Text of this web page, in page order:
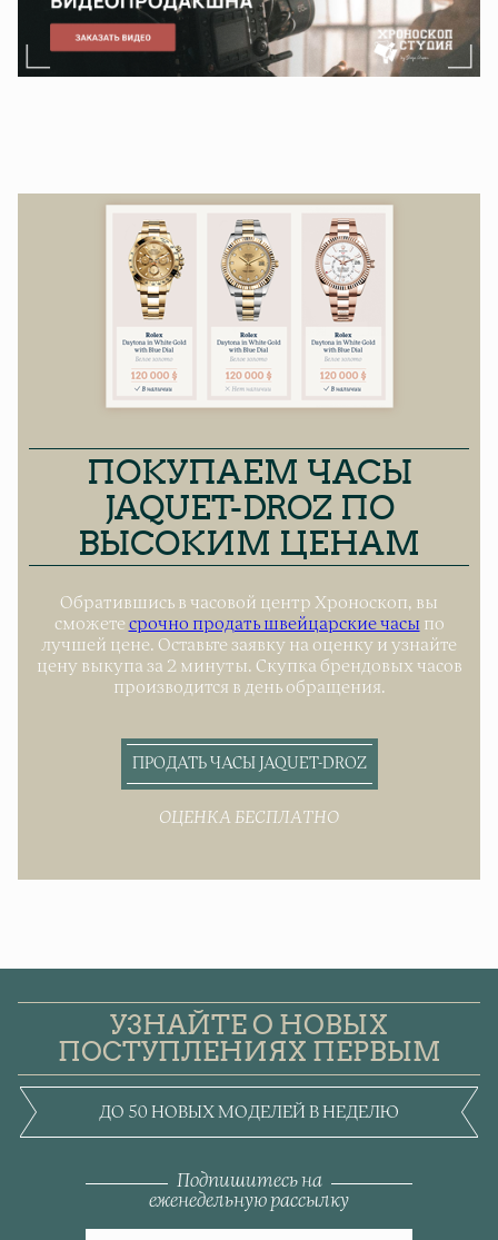
ПОКУПАЕМ ЧАСЫ
JAQUET-DROZ ПО
ВЫСОКИМ ЦЕНАМ
Обратившись в часовой центр Хроноскоп, вы
сможете срочно продать швейцарские часы по
лучшей цене. Оставьте заявку на оценку и узнайте
цену выкупа за 2 минуты. Скупка брендовых часов
производится в день обращения.
ПРОДАТЬ ЧАСЫ JAQUET-DROZ
ОЦЕНКА БЕСПЛАТНО
УЗНАЙТЕ О НОВЫХ
ПОСТУПЛЕНИЯХ ПЕРВЫМ
ДО 50 НОВЫХ МОДЕЛЕЙ В НЕДЕЛЮ
Подпишитесь на
еженедельную рассылку